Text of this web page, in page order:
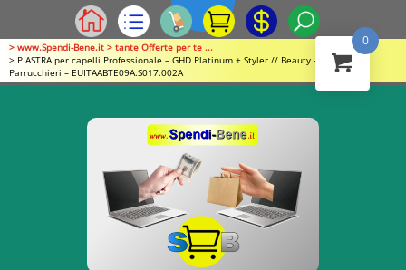
> www.Spendi-Bene.it > tante Offerte per te ...
> PIASTRA per capelli Professionale – GHD Platinum + Styler // Beauty – Hair –
Parrucchieri – EUITAABTE09A.S017.002A
0